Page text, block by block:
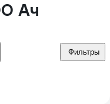
Ач
Фильтры